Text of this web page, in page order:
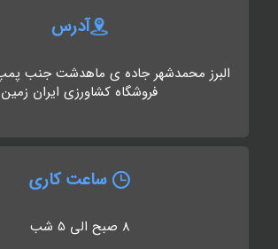
آدرس
البرز محمدشهر جاده ی ماهدشت جنب پمپ
فروشگاه کشاورزی ایران زمین
ساعت کاری
8 صبح الی 5 شب